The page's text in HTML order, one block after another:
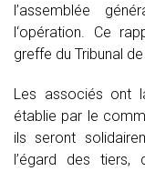
l’assemblée
l‘opération. Ce
greffe du Tribunal
Les associés ont
établie par le
ils seront
l’égard des tiers,